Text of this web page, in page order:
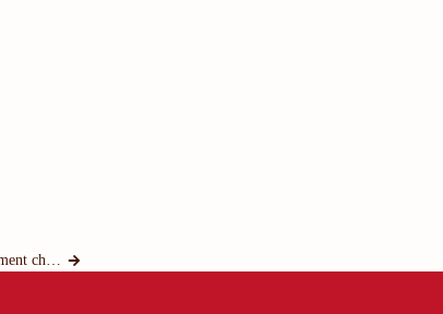
Plateformes de crowdfunding en France : comment choisir ?